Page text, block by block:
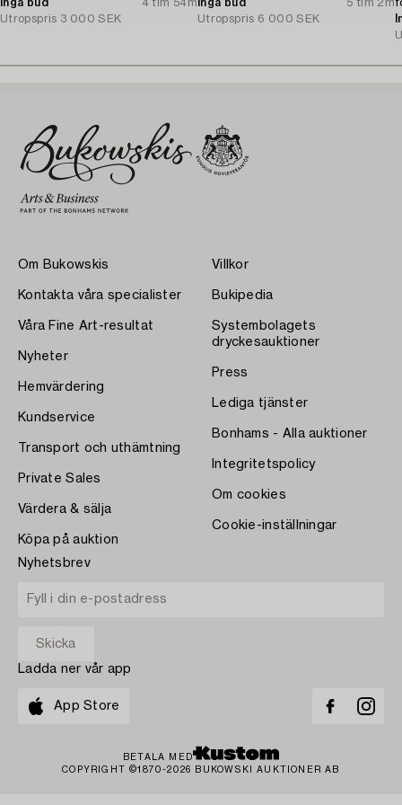
Inga bud
4 tim 54m
Utropspris 3 000 SEK
Inga bud
5 tim 2m
Utropspris 6 000 SEK
Om Bukowskis
Kontakta våra specialister
Våra Fine Art-resultat
Nyheter
Hemvärdering
Kundservice
Transport och uthämtning
Private Sales
Värdera & sälja
Köpa på auktion
Villkor
Bukipedia
Systembolagets
dryckesauktioner
Press
Lediga tjänster
Bonhams - Alla auktioner
Integritetspolicy
Om cookies
Cookie-inställningar
Nyhetsbrev
Ladda ner vår app
App Store
BETALA MED
COPYRIGHT ©1870-2026 BUKOWSKI AUKTIONER AB